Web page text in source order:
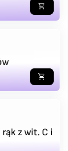
shopping_cart
shopping_cart
z wit. C i